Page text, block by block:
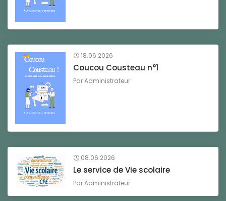
18.06.2026
Coucou Cousteau n°1
ParAdministrateur
08.06.2026
Le service de Vie scolaire
ParAdministrateur